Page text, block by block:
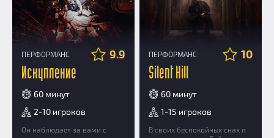
ПЕРФОРМАНС 9.9
Искупление
60 минут
2-10 игроков
Он наблюдает за вами с
ПЕРФОРМАНС 10
Silent Hill
60 минут
1-15 игроков
В своих беспокойных снах я